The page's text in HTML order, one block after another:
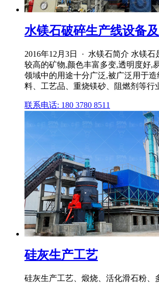
水镁石破碎生产线设备
2016年12月3日 · 水镁石简介 水镁石
较高的矿物,颜色丰富多变,透明度好,
领域中的用途十分广泛,被广泛用于
料、工艺品、重烧镁砂、阻燃剂等行
联系电话: 180 3780 8511
硅灰生产工艺
硅灰生产工艺、煅烧、活化滑石粉、